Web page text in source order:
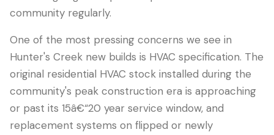
community regularly.
One of the most pressing concerns we see in
Hunter's Creek new builds is HVAC specification. The
original residential HVAC stock installed during the
community's peak construction era is approaching
or past its 15â€“20 year service window, and
replacement systems on flipped or newly